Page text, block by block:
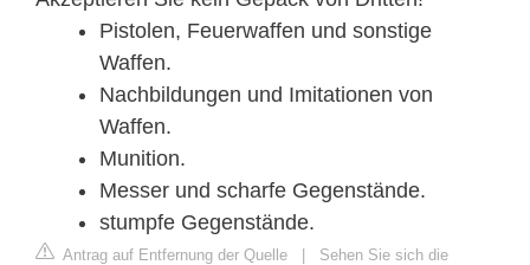
Pistolen, Feuerwaffen und sonstige
Waffen.
Nachbildungen und Imitationen von
Waffen.
Munition.
Messer und scharfe Gegenstände.
stumpfe Gegenstände.
Antrag auf Entfernung der Quelle | Sehen Sie sich die